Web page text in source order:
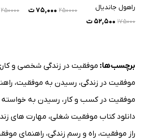
راهول جاندیال
۱۷۵۰۰۰ ۵۲,۵۰۰ ت
۲۵۰۰۰۰ ۷۵,۰۰۰ ت ۲۵۰۰۰۰
برچسب‌ها: موفقیت در زندگی شخصی و
موفقیت در زندگی، رسیدن به موفقیت،
موفقیت در کسب و کار ، رسیدن به خواسته
دانلود کتاب موفقیت شغلی، مهارت های
راز موفقیت، راه و رسم زندگی، راهنمای